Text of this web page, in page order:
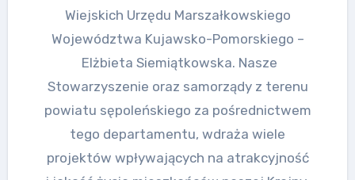
Wiejskich Urzędu Marszałkowskiego
Województwa Kujawsko-Pomorskiego –
Elżbieta Siemiątkowska. Nasze
Stowarzyszenie oraz samorządy z terenu
powiatu sępoleńskiego za pośrednictwem
tego departamentu, wdraża wiele
projektów wpływających na atrakcyjność